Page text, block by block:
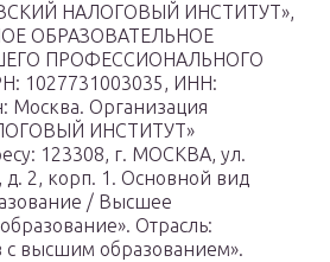
НАЛОГОВЫЙ ИНСТИТУТ»,
ОБРАЗОВАТЕЛЬНОЕ
ПРОФЕССИОНАЛЬНОГО
1027731003035, ИНН:
Москва. Организация
ИНСТИТУТ»
123308, г. МОСКВА, ул.
2, корп. 1. Основной вид
/ Высшее
Отрасль:
с высшим образованием».